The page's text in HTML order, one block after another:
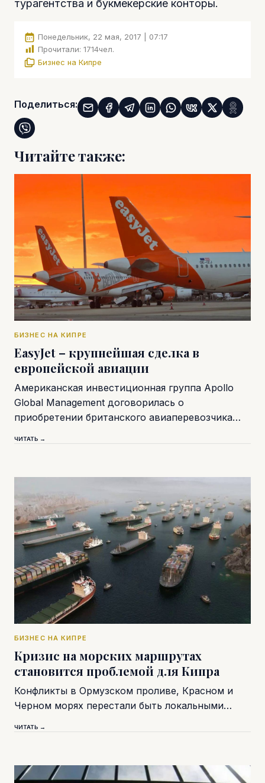
турагентства и букмекерские конторы.
Понедельник, 22 мая, 2017 | 07:17
Прочитали: 1714чел.
Бизнес на Кипре
Поделиться:
Читайте также:
БИЗНЕС НА КИПРЕ
EasyJet – крупнейшая сделка в
европейской авиации
Американская инвестиционная группа Apollo
Global Management договорилась о
приобретении британского авиаперевозчика…
ЧИТАТЬ →
БИЗНЕС НА КИПРЕ
Кризис на морских маршрутах
становится проблемой для Кипра
Конфликты в Ормузском проливе, Красном и
Черном морях перестали быть локальными…
ЧИТАТЬ →